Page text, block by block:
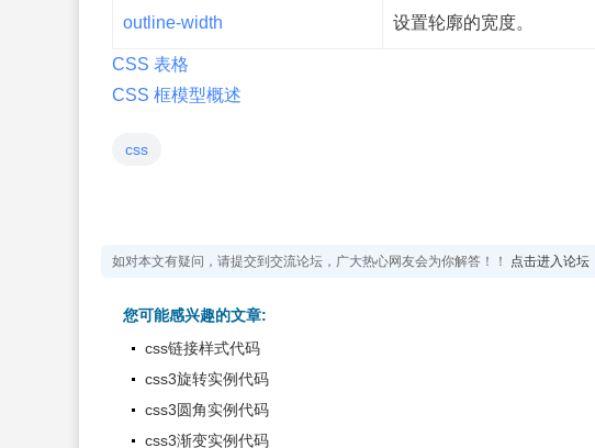
outline-width 设置轮廓的宽度。
CSS 表格
CSS 框模型概述
css
如对本文有疑问，请提交到交流论坛，广大热心网友会为你解答！！ 点击进入论坛
您可能感兴趣的文章:
css链接样式代码
css3旋转实例代码
css3圆角实例代码
css3渐变实例代码